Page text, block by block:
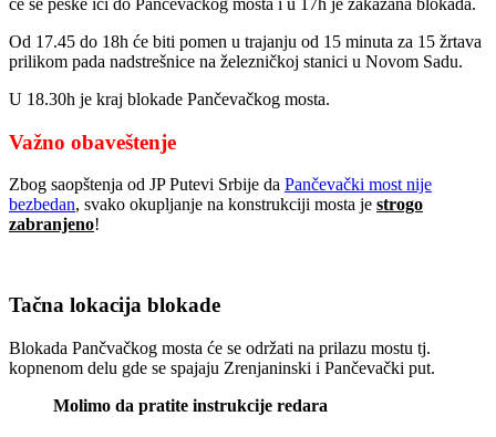
Od 17.45 do 18h će biti pomen u trajanju od 15 minuta za 15 žrtava
prilikom pada nadstrešnice na železničkoj stanici u Novom Sadu.
U 18.30h je kraj blokade Pančevačkog mosta.
Važno obaveštenje
Zbog saopštenja od JP Putevi Srbije da Pančevački most nije
bezbedan, svako okupljanje na konstrukciji mosta je strogo
zabranjeno!
Tačna lokacija blokade
Blokada Pančvačkog mosta će se održati na prilazu mostu tj.
kopnenom delu gde se spajaju Zrenjaninski i Pančevački put.
Molimo da pratite instrukcije redara